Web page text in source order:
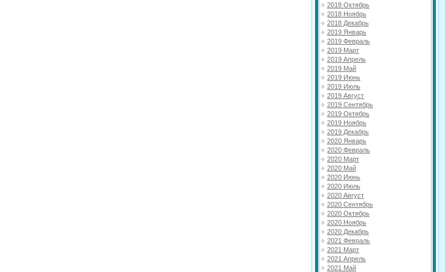
2018 Октябрь
2018 Ноябрь
2018 Декабрь
2019 Январь
2019 Февраль
2019 Март
2019 Апрель
2019 Май
2019 Июнь
2019 Июль
2019 Август
2019 Сентябрь
2019 Октябрь
2019 Ноябрь
2019 Декабрь
2020 Январь
2020 Февраль
2020 Март
2020 Май
2020 Июнь
2020 Июль
2020 Август
2020 Сентябрь
2020 Октябрь
2020 Ноябрь
2020 Декабрь
2021 Февраль
2021 Март
2021 Апрель
2021 Май